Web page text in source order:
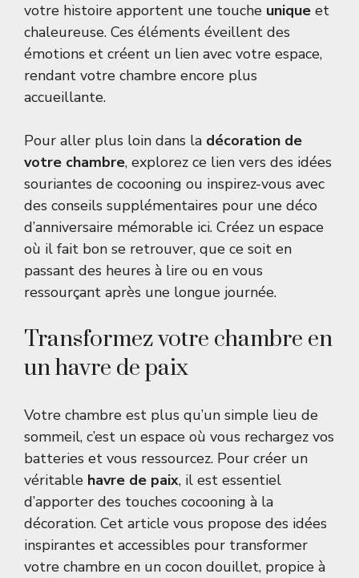
votre histoire apportent une touche unique et
chaleureuse. Ces éléments éveillent des
émotions et créent un lien avec votre espace,
rendant votre chambre encore plus
accueillante.
Pour aller plus loin dans la décoration de
votre chambre, explorez ce lien vers des idées
souriantes de cocooning ou inspirez-vous avec
des conseils supplémentaires pour une déco
d’anniversaire mémorable ici. Créez un espace
où il fait bon se retrouver, que ce soit en
passant des heures à lire ou en vous
ressourçant après une longue journée.
Transformez votre chambre en
un havre de paix
Votre chambre est plus qu’un simple lieu de
sommeil, c’est un espace où vous rechargez vos
batteries et vous ressourcez. Pour créer un
véritable havre de paix, il est essentiel
d’apporter des touches cocooning à la
décoration. Cet article vous propose des idées
inspirantes et accessibles pour transformer
votre chambre en un cocon douillet, propice à